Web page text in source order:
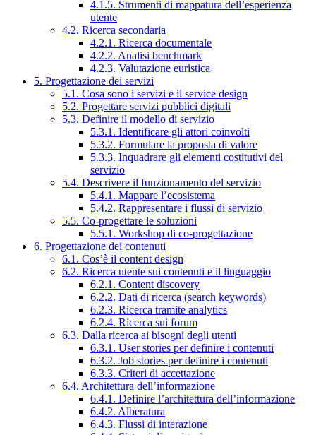
4.1.5. Strumenti di mappatura dell’esperienza
utente
4.2. Ricerca secondaria
4.2.1. Ricerca documentale
4.2.2. Analisi benchmark
4.2.3. Valutazione euristica
5. Progettazione dei servizi
5.1. Cosa sono i servizi e il service design
5.2. Progettare servizi pubblici digitali
5.3. Definire il modello di servizio
5.3.1. Identificare gli attori coinvolti
5.3.2. Formulare la proposta di valore
5.3.3. Inquadrare gli elementi costitutivi del
servizio
5.4. Descrivere il funzionamento del servizio
5.4.1. Mappare l’ecosistema
5.4.2. Rappresentare i flussi di servizio
5.5. Co-progettare le soluzioni
5.5.1. Workshop di co-progettazione
6. Progettazione dei contenuti
6.1. Cos’è il content design
6.2. Ricerca utente sui contenuti e il linguaggio
6.2.1. Content discovery
6.2.2. Dati di ricerca (search keywords)
6.2.3. Ricerca tramite analytics
6.2.4. Ricerca sui forum
6.3. Dalla ricerca ai bisogni degli utenti
6.3.1. User stories per definire i contenuti
6.3.2. Job stories per definire i contenuti
6.3.3. Criteri di accettazione
6.4. Architettura dell’informazione
6.4.1. Definire l’architettura dell’informazione
6.4.2. Alberatura
6.4.3. Flussi di interazione